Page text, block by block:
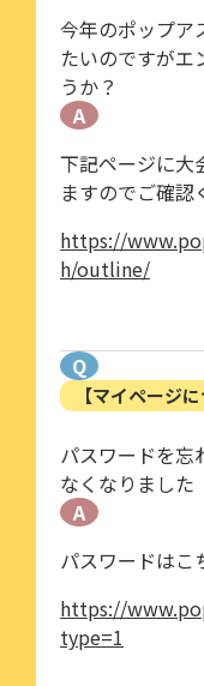
今年のポップア
たいのですがエ
うか？
A
下記ページに大
ますのでご確認
https://
h/outline/
Q
【マイページに
パスワードを忘
なくなりました
A
パスワードはこ
https://
type=1